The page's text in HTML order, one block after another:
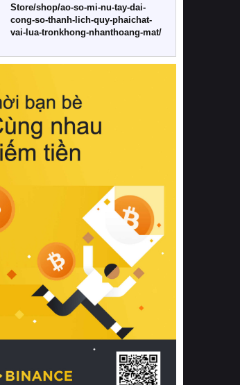
nghiêm ngặt từ khâu chọn lọc nguyên
liệu tự nhiên đến công nghệ dệt
nhuộm hiện đại không chứa hóa chất
này, bạn sẽ cảm nhận rõ rệt sự khác
hồi chuẩn xác của phần đệm nâng đỡ
cột sống.
Bên cạnh đó, việc lựa chọn các dòng
sản phẩm đạt chuẩn chất lượng quốc
tế còn giúp ngăn ngừa tình trạng kích
khuẩn và nấm mốc trong điều kiện
thời tiết nóng ẩm. Bạn có thể tìm hiểu
thêm các nghiên cứu khoa học về tác
động của giấc ngủ và môi trường
phòng ngủ đối với sức khỏe con
người tại Sleep Foundation (External
Link) để có cái nhìn toàn diện hơn.
2. Các tiêu chí vàng khi lựa chọn
chăn ga gối đệm cao cấp cho phòng
ngủ
Để sở hữu một bộ chăn ga gối đệm
cao cấp hoàn hảo cả về thẩm mỹ lẫn
công năng, người tiêu dùng cần cân
nhắc kỹ lưỡng các tiêu chí quan trọng
Store/shop/ao-so-mi-nu-tay-dai-
cong-so-thanh-lich-quy-phaichat-
vai-lua-tronkhong-nhanthoang-mat/